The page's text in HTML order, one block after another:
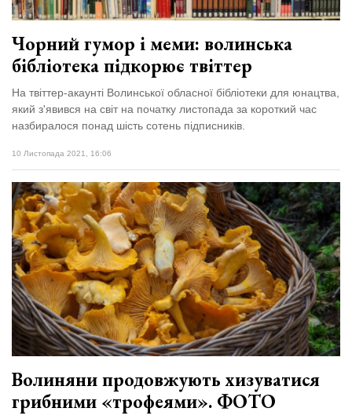
Чорний гумор і меми: волинська
бібліотека підкорює твіттер
На твіттер-акаунті Волинської обласної бібліотеки для юнацтва,
який з'явився на світ на початку листопада за короткий час
назбиралося понад шість сотень підписників.
10 Листопада 2021, 16:06
Волиняни продовжують хизуватися
грибними «трофеями». ФОТО